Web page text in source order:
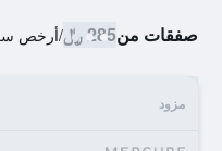
صفقات من285 ﷼ /أرخص
مزود